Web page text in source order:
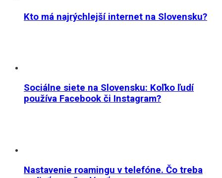
Kto má najrýchlejší internet na Slovensku?
Sociálne siete na Slovensku: Koľko ľudí
používa Facebook či Instagram?
Nastavenie roamingu v telefóne. Čo treba